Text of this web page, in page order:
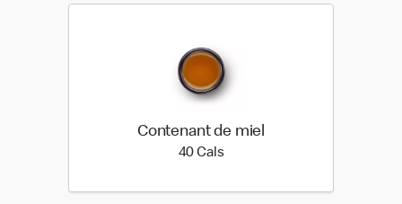
Contenant de miel
40 Cals40 calories